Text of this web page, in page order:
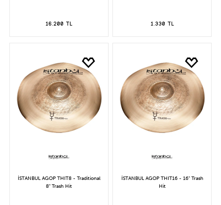
16.200 TL 1.330 TL
İSTANBUL AGOP THIT8 - Traditional
8" Trash Hit
İSTANBUL AGOP THIT16 - 16" Trash
Hit